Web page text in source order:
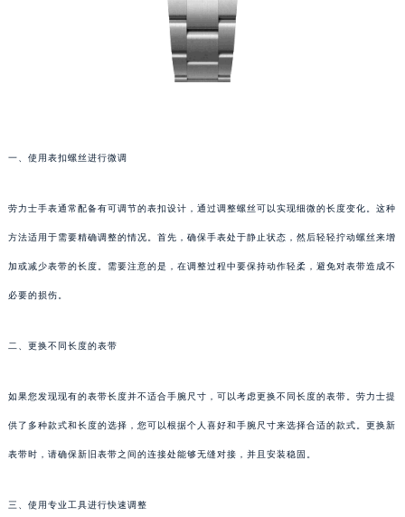
一、使用表扣螺丝进行微调
劳力士手表通常配备有可调节的表扣设计，通过调整螺丝可以实现细微的长度变化。这种
方法适用于需要精确调整的情况。首先，确保手表处于静止状态，然后轻轻拧动螺丝来增
加或减少表带的长度。需要注意的是，在调整过程中要保持动作轻柔，避免对表带造成不
必要的损伤。
二、更换不同长度的表带
如果您发现现有的表带长度并不适合手腕尺寸，可以考虑更换不同长度的表带。劳力士提
供了多种款式和长度的选择，您可以根据个人喜好和手腕尺寸来选择合适的款式。更换新
表带时，请确保新旧表带之间的连接处能够无缝对接，并且安装稳固。
三、使用专业工具进行快速调整